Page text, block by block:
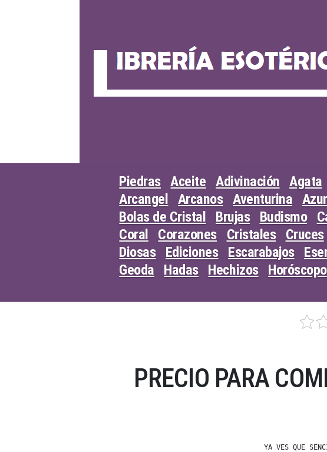
Piedras Aceite Adivinación Agata
Arcangel
Arcanos Aventurina
Bolas de Cristal
Brujas Budismo
Coral
Corazones Cristales Cruces
Diosas
Ediciones Escarabajos
Geoda
Hadas Hechizos Horóscopo
PRECIO PARA
YA VES QUE